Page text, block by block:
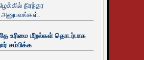
நிரந்தர
உரிமை மீறல்கள் தொடர்பாக
சம்பிக்க